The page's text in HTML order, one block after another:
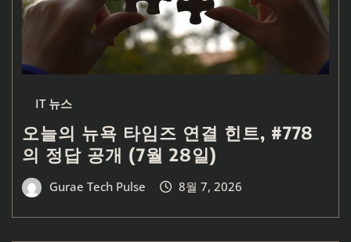
IT 뉴스
오늘의 뉴욕 타임즈 연결 힌트, #778
의 정답 공개 (7월 28일)
Gurae Tech Pulse 8월 7, 2026